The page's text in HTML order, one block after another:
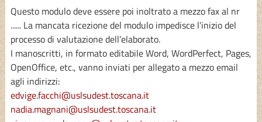
Questo modulo deve essere poi inoltrato a mezzo fax al nr
...... La mancata ricezione del modulo impedisce l’inizio del
processo di valutazione dell’elaborato.
I manoscritti, in formato editabile Word, WordPerfect, Pages,
OpenOffice, etc., vanno inviati per allegato a mezzo email
agli indirizzi:
edvige.facchi@uslsudest.toscana.it
nadia.magnani@uslsudest.toscana.it